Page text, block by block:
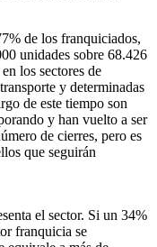
de los franquiciados,
unidades sobre 68.426
los sectores de
y determinadas
de este tiempo son
y han vuelto a ser
de cierres, pero es
que seguirán
el sector. Si un 34%
franquicia se